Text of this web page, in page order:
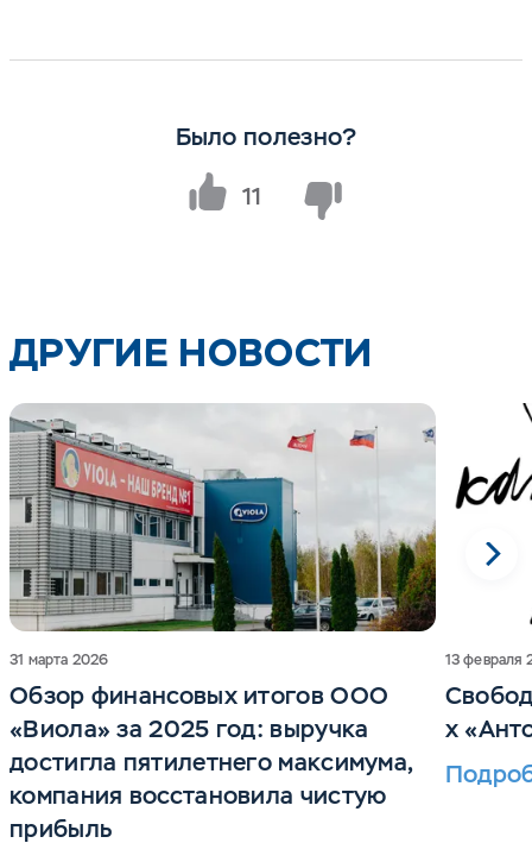
Было полезно?
11
ДРУГИЕ НОВОСТИ
31 марта 2026
Обзор финансовых итогов ООО
«Виола» за 2025 год: выручка
достигла пятилетнего максимума,
компания восстановила чистую
прибыль
13 февраля
x